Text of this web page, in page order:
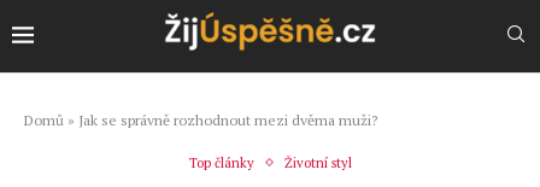
Domů » Jak se správně rozhodnout mezi dvěma muži?
Top články Životní styl